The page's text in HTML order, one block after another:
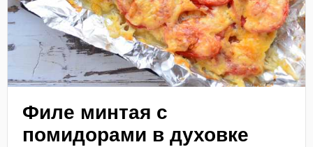
Филе минтая с
помидорами в духовке